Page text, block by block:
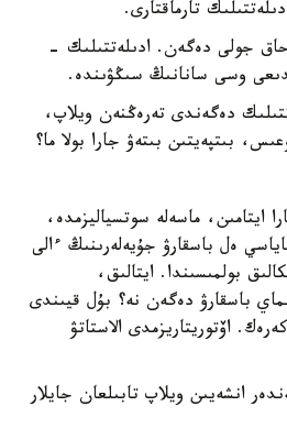
تارماقتارى.
حاق جولى دەگەن. ادىلەتتىلىك -
وسى سانانىڭ سىڭۋىندە.
دەگەندى تەرەڭنەن ويلاپ،
بىتپەيتىن بىتەۋ جارا بولا ما؟
ايتامىن، ماسەلە سوتسياليزمدە،
ەل باسقارۋ جۇيەلەرىنىڭ ءالى
بولمىسىندا. ايتالىق،
تاپجىلماي باسقارۋ دەگەن نە؟ بۇل قيىندى
اۆتوريتاريزمدى الاستاتۋ
انشەيىن ويلاپ تابىلعان جايلار